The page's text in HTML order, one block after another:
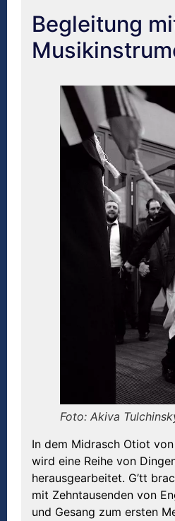
Begleitung
Foto: Akiva
In dem Midrasch Otiot
wird eine Reihe von
herausgearbeitet. G’tt
mit Zehntausenden von
und Gesang zum ersten